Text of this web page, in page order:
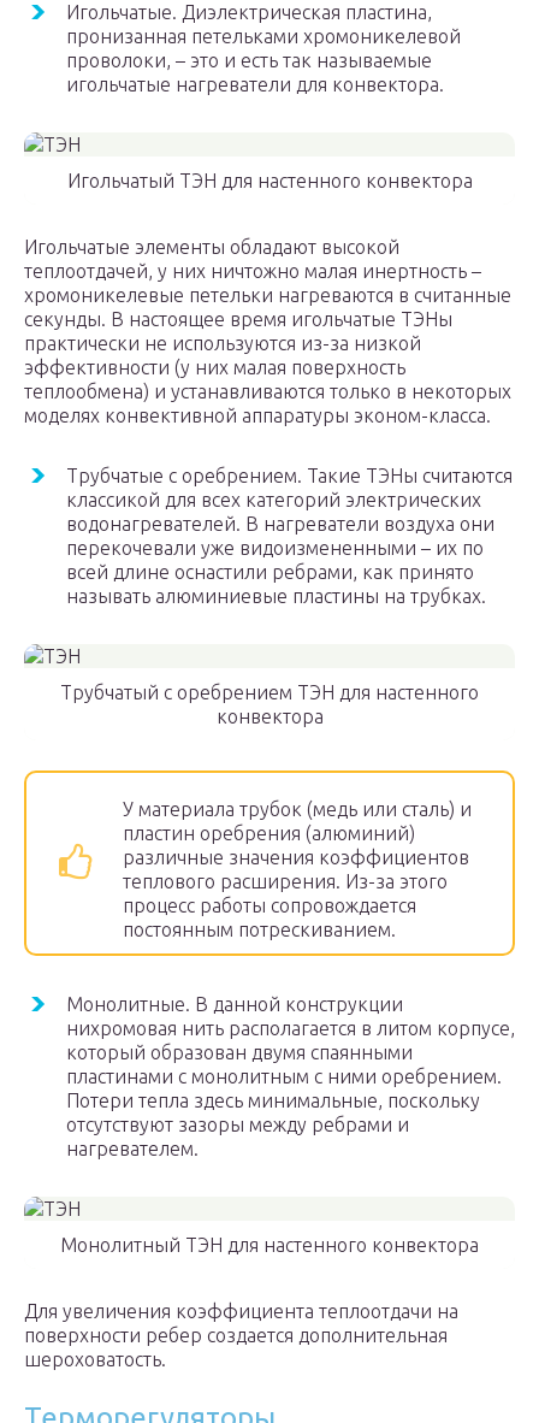
Игольчатые. Диэлектрическая пластина,
пронизанная петельками хромоникелевой
проволоки, – это и есть так называемые
игольчатые нагреватели для конвектора.
Игольчатый ТЭН для настенного конвектора
Игольчатые элементы обладают высокой
теплоотдачей, у них ничтожно малая инертность –
хромоникелевые петельки нагреваются в считанные
секунды. В настоящее время игольчатые ТЭНы
практически не используются из-за низкой
эффективности (у них малая поверхность
теплообмена) и устанавливаются только в некоторых
моделях конвективной аппаратуры эконом-класса.
Трубчатые с оребрением. Такие ТЭНы считаются
классикой для всех категорий электрических
водонагревателей. В нагреватели воздуха они
перекочевали уже видоизмененными – их по
всей длине оснастили ребрами, как принято
называть алюминиевые пластины на трубках.
Трубчатый с оребрением ТЭН для настенного
конвектора
У материала трубок (медь или сталь) и
пластин оребрения (алюминий)
различные значения коэффициентов
теплового расширения. Из-за этого
процесс работы сопровождается
постоянным потрескиванием.
Монолитные. В данной конструкции
нихромовая нить располагается в литом корпусе,
который образован двумя спаянными
пластинами с монолитным с ними оребрением.
Потери тепла здесь минимальные, поскольку
отсутствуют зазоры между ребрами и
нагревателем.
Монолитный ТЭН для настенного конвектора
Для увеличения коэффициента теплоотдачи на
поверхности ребер создается дополнительная
шероховатость.